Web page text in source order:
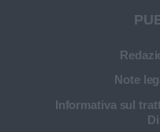
Note
Informativa sul